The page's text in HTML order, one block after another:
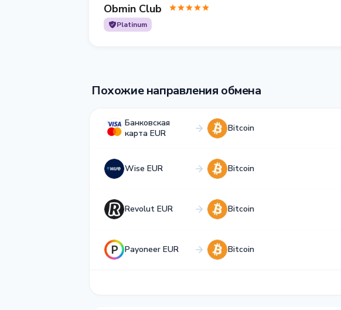
Obmin Club
Platinum
Похожие направления обмена
Банковская
карта EUR
Bitcoin
Wise EUR Bitcoin
Revolut EUR Bitcoin
Payoneer EUR Bitcoin